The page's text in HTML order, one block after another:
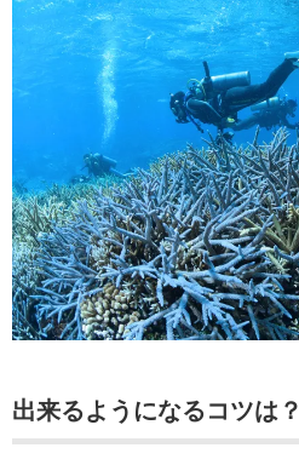
出来るようになるコツは？